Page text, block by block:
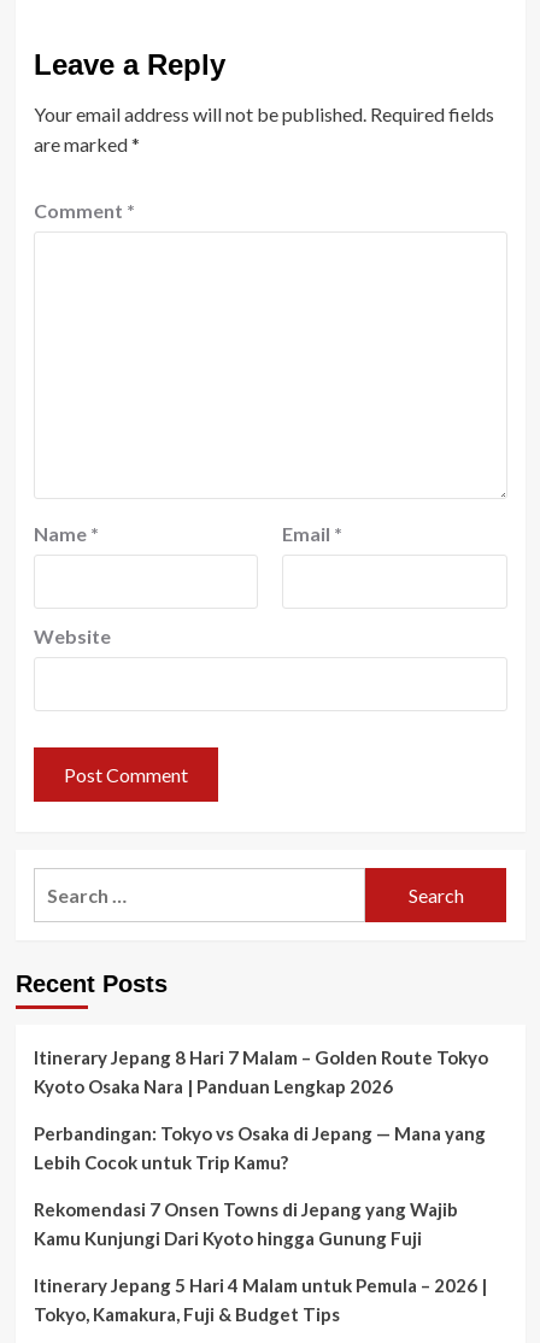
Leave a Reply
Your email address will not be published. Required fields
are marked*
Comment *
Name * Email *
Website
Recent Posts
Itinerary Jepang 8 Hari 7 Malam – Golden Route Tokyo
Kyoto Osaka Nara | Panduan Lengkap 2026
Perbandingan: Tokyo vs Osaka di Jepang — Mana yang
Lebih Cocok untuk Trip Kamu?
Rekomendasi 7 Onsen Towns di Jepang yang Wajib
Kamu Kunjungi Dari Kyoto hingga Gunung Fuji
Itinerary Jepang 5 Hari 4 Malam untuk Pemula – 2026 |
Tokyo, Kamakura, Fuji & Budget Tips